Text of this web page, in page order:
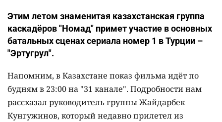
Этим летом знаменитая казахстанская группа
каскадёров "Номад" примет участие в основных
батальных сценах сериала номер 1 в Турции –
"Эртугрул".
Напомним, в Казахстане показ фильма идёт по
будням в 23:00 на "31 канале". Подробности нам
рассказал руководитель группы Жайдарбек
Кунгужинов, который недавно прилетел из